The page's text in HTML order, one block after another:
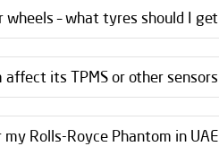
– what tyres should I get?
its TPMS or other sensors?
Rolls-Royce Phantom in UAE?